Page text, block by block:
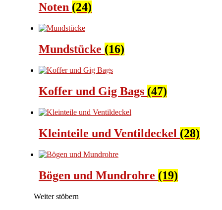
Noten (24)
Mundstücke (16)
Koffer und Gig Bags (47)
Kleinteile und Ventildeckel (28)
Bögen und Mundrohre (19)
Weiter stöbern